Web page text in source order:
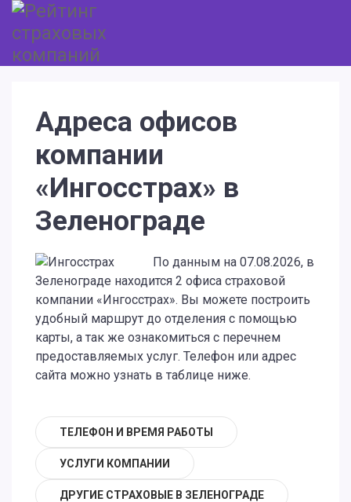
Адреса офисов
компании
«Ингосстрах» в
Зеленограде
По данным на 07.08.2026, в
Зеленограде находится 2 офиса страховой
компании «Ингосстрах». Вы можете построить
удобный маршрут до отделения с помощью
карты, а так же ознакомиться с перечнем
предоставляемых услуг. Телефон или адрес
сайта можно узнать в таблице ниже.
ТЕЛЕФОН И ВРЕМЯ РАБОТЫ
УСЛУГИ КОМПАНИИ
ДРУГИЕ СТРАХОВЫЕ В ЗЕЛЕНОГРАДЕ